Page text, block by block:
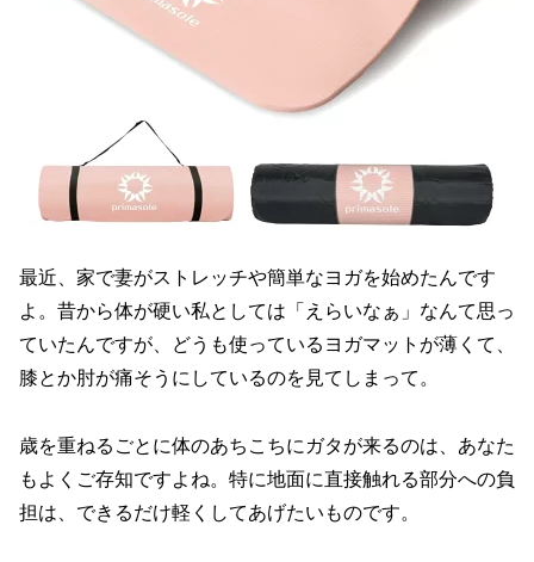
最近、家で妻がストレッチや簡単なヨガを始めたんです
よ。昔から体が硬い私としては「えらいなぁ」なんて思っ
ていたんですが、どうも使っているヨガマットが薄くて、
膝とか肘が痛そうにしているのを見てしまって。
歳を重ねるごとに体のあちこちにガタが来るのは、あなた
もよくご存知ですよね。特に地面に直接触れる部分への負
担は、できるだけ軽くしてあげたいものです。